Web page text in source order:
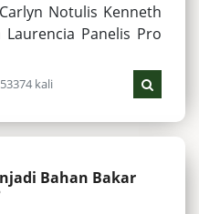
Notulis Kenneth
Panelis Pro
kali
Bahan Bakar